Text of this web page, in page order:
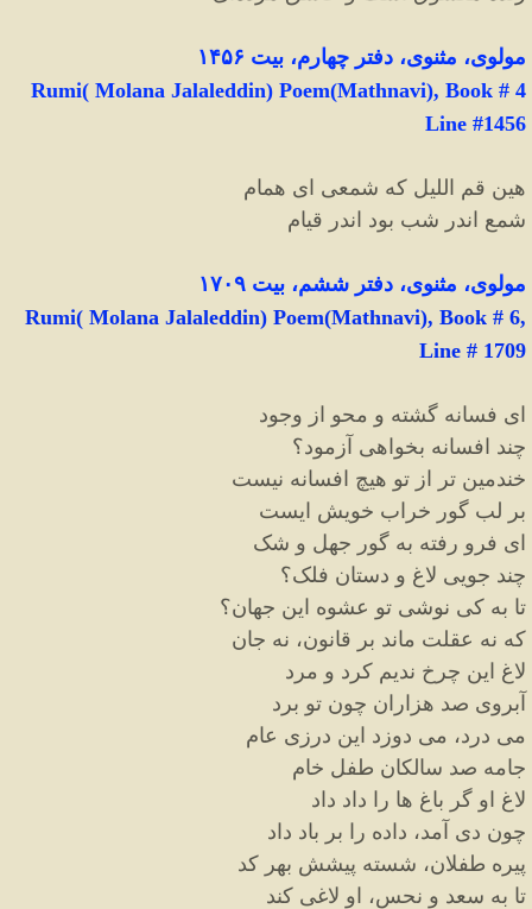
مولوی، مثنوی، دفتر چهارم، بیت ۱۴۵۶
Rumi( Molana Jalaleddin) Poem(Mathnavi), Book # 4
Line #1456
هین قم اللیل که شمعی ای همام
شمع اندر شب بود اندر قیام
مولوی، مثنوی، دفتر ششم، بیت ۱۷۰۹
Rumi( Molana Jalaleddin) Poem(Mathnavi), Book # 6,
Line # 1709
ای فسانه گشته و محو از وجود
چند افسانه بخواهی آزمود؟
خندمین تر از تو هیچ افسانه نیست
بر لب گور خراب خویش ایست
ای فرو رفته به گور جهل و شک
چند جویی لاغ و دستان فلک؟
تا به کی نوشی تو عشوه این جهان؟
که نه عقلت ماند بر قانون، نه جان
لاغ این چرخ ندیم کرد و مرد
آبروی صد هزاران چون تو برد
می درد، می دوزد این درزی عام
جامه صد سالکان طفل خام
لاغ او گر باغ ها را داد داد
چون دی آمد، داده را بر باد داد
پیره طفلان، شسته پیشش بهر کد
تا به سعد و نحس، او لاغی کند